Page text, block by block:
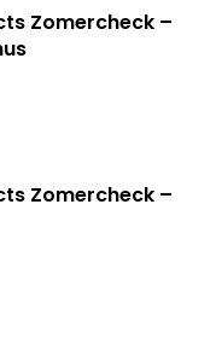
Zomercheck –
Zomercheck –